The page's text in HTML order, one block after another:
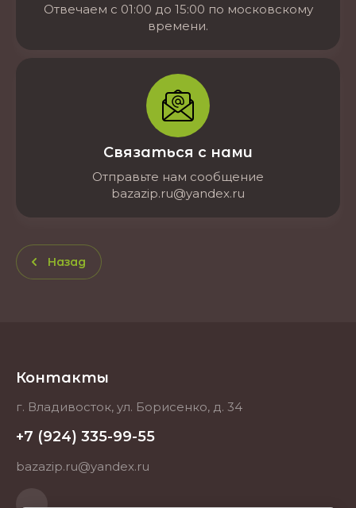
Отвечаем с 01:00 до 15:00 по московскому
времени.
Связаться с нами
Отправьте нам сообщение
bazazip.ru@yandex.ru
Назад
Контакты
г. Владивосток, ул. Борисенко, д. 34
+7 (924) 335-99-55
bazazip.ru@yandex.ru